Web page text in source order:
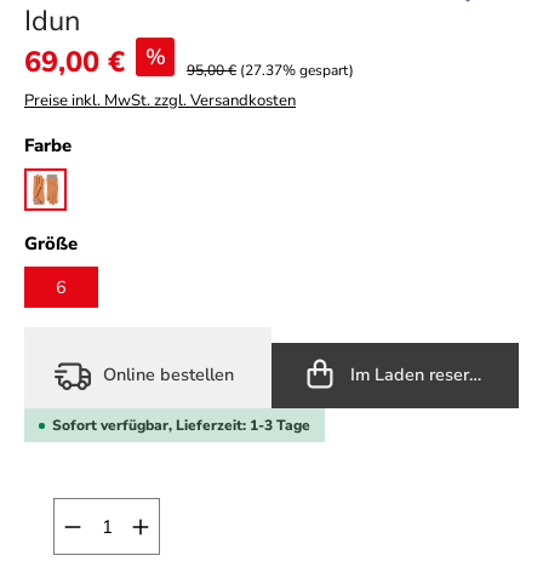
Idun
Verkaufspreis:
69,00 € % 95,00 € (27.37% gespart)
Preise inkl. MwSt. zzgl. Versandkosten
Farbeauswählen
cork brown
Größeauswählen
6
Online bestellen Im Laden reservieren
Sofort verfügbar, Lieferzeit: 1-3 Tage
Produkt Anzahl: Gib den gewünschten Wert